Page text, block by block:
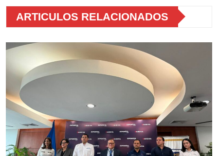
ARTICULOS RELACIONADOS